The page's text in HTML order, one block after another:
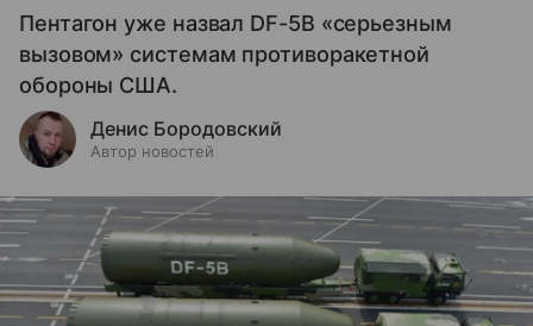
Пентагон уже назвал DF-5B «серьезным
вызовом» системам противоракетной
обороны США.
Денис Бородовский
Автор новостей